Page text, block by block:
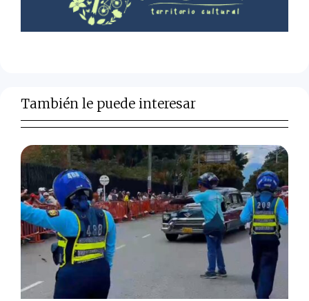
También le puede interesar